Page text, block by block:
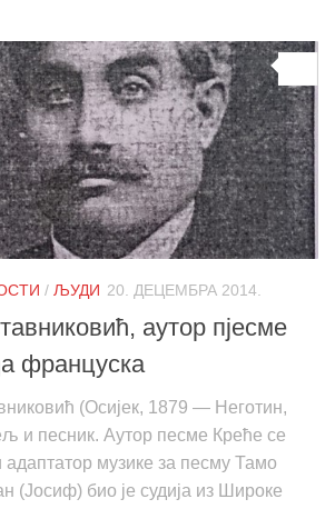
/ ЉУДИ 20. ДЕЦЕМБРА 2014.
аутор пјесме
француска
(Осијек, 1879 — Неготин,
и песник. Аутор песме Креће се
музике за песму Тамо
(Јосиф) био је судија из Широке